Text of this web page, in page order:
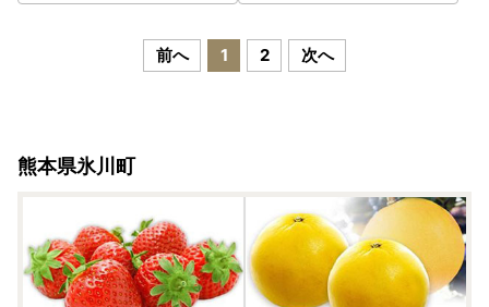
前へ 1 2 次へ
熊本県氷川町